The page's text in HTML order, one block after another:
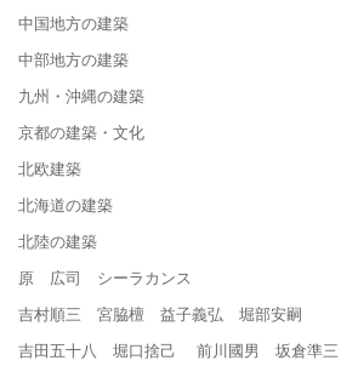
中国地方の建築
中部地方の建築
九州・沖縄の建築
京都の建築・文化
北欧建築
北海道の建築
北陸の建築
原 広司 シーラカンス
吉村順三 宮脇檀 益子義弘 堀部安嗣
吉田五十八 堀口捨己 前川國男 坂倉準三